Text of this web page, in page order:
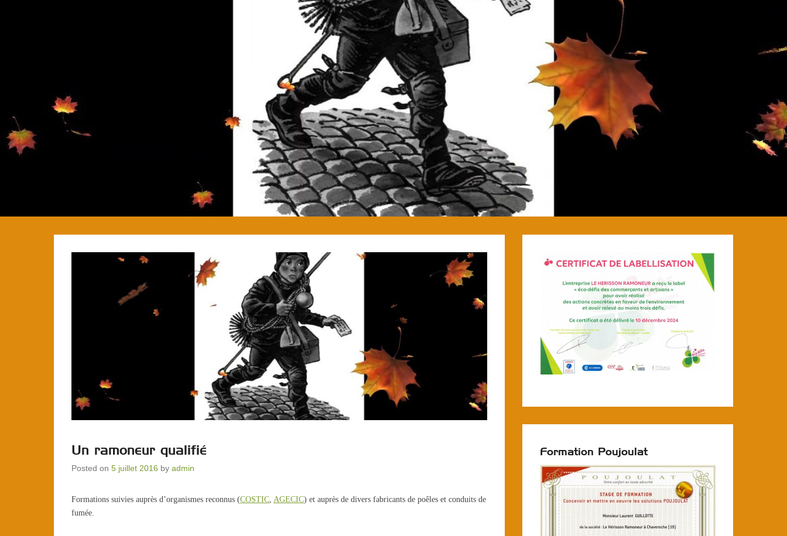
Un ramoneur qualifié
Posted on 5 juillet 2016 by admin
Formations suivies auprès d’organismes reconnus (COSTIC, AGECIC) et auprès de divers fabricants de poêles et conduits de
fumée.
Formation Poujoulat